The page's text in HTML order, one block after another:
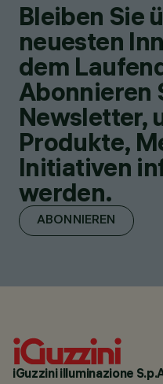
Bleiben Sie
neuesten
dem
Abonnieren
Newsletter,
Produkte,
Initiativen
werden.
ABONNIEREN
iGuzzini illuminazione